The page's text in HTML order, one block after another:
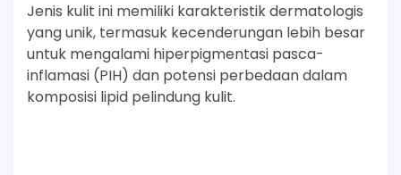
Jenis kulit ini memiliki karakteristik dermatologis
yang unik, termasuk kecenderungan lebih besar
untuk mengalami hiperpigmentasi pasca-
inflamasi (PIH) dan potensi perbedaan dalam
komposisi lipid pelindung kulit.